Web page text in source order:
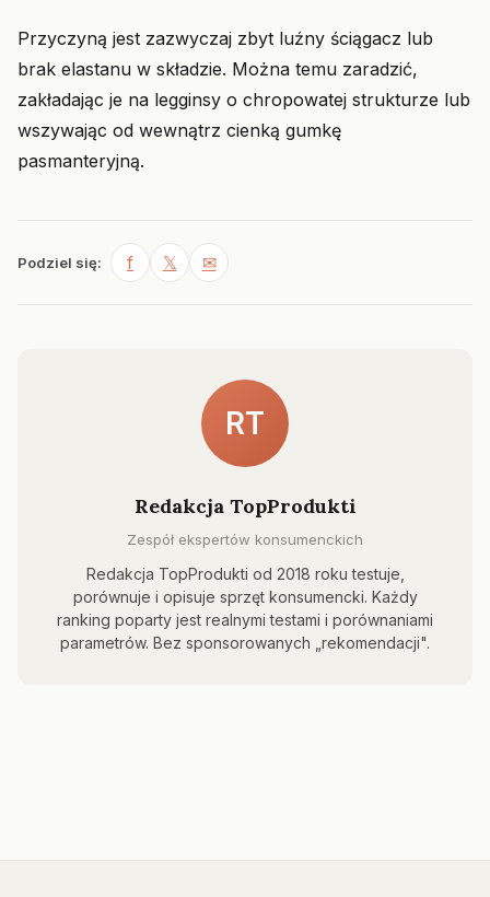
Przyczyną jest zazwyczaj zbyt luźny ściągacz lub
brak elastanu w składzie. Można temu zaradzić,
zakładając je na legginsy o chropowatej strukturze lub
wszywając od wewnątrz cienką gumkę
pasmanteryjną.
Podziel się: f 𝕏 ✉
RT
Redakcja TopProdukti
Zespół ekspertów konsumenckich
Redakcja TopProdukti od 2018 roku testuje,
porównuje i opisuje sprzęt konsumencki. Każdy
ranking poparty jest realnymi testami i porównaniami
parametrów. Bez sponsorowanych „rekomendacji".